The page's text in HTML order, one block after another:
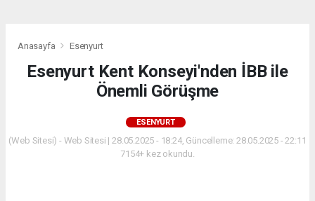
Anasayfa Esenyurt
Esenyurt Kent Konseyi'nden İBB ile
Önemli Görüşme
ESENYURT
(Web Sitesi) - Web Sitesi | 28.05.2025 - 18:24, Güncelleme: 28.05.2025 - 22:11
7154+ kez okundu.